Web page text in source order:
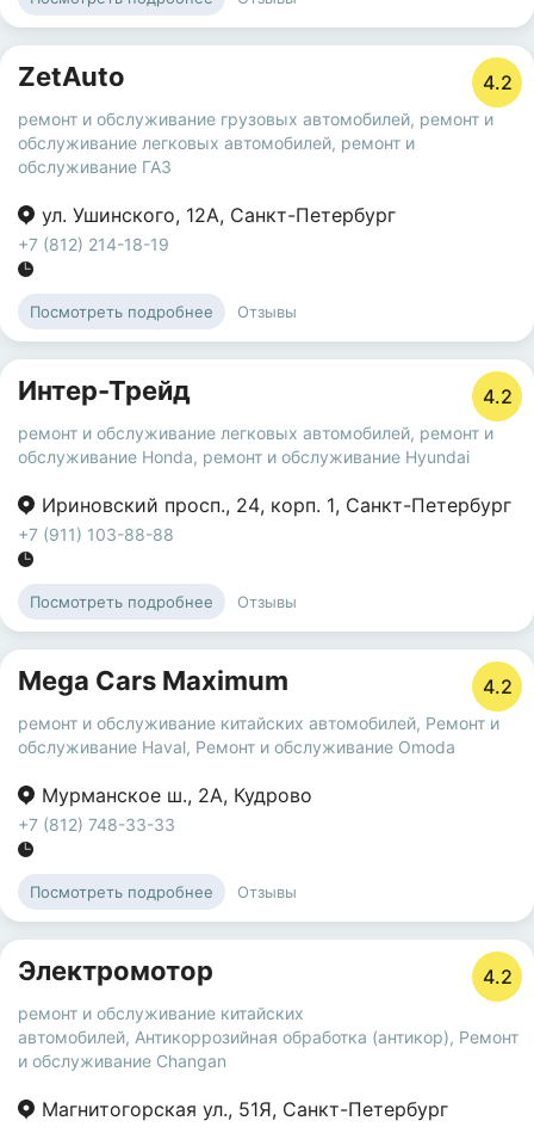
ZetAuto 4.2
ремонт и обслуживание грузовых автомобилей, ремонт и
обслуживание легковых автомобилей, ремонт и
обслуживание ГАЗ
ул. Ушинского, 12А, Санкт-Петербург
+7 (812) 214-18-19
Посмотреть подробнее Отзывы
Интер-Трейд 4.2
ремонт и обслуживание легковых автомобилей, ремонт и
обслуживание Honda, ремонт и обслуживание Hyundai
Ириновский просп., 24, корп. 1, Санкт-Петербург
+7 (911) 103-88-88
Посмотреть подробнее Отзывы
Mega Cars Maximum 4.2
ремонт и обслуживание китайских автомобилей, Ремонт и
обслуживание Haval, Ремонт и обслуживание Omoda
Мурманское ш., 2А, Кудрово
+7 (812) 748-33-33
Посмотреть подробнее Отзывы
Электромотор 4.2
ремонт и обслуживание китайских
автомобилей, Антикоррозийная обработка (антикор), Ремонт
и обслуживание Changan
Магнитогорская ул., 51Я, Санкт-Петербург